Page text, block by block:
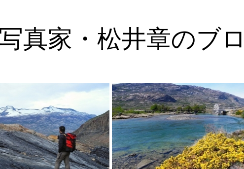
真家・松井章のブ